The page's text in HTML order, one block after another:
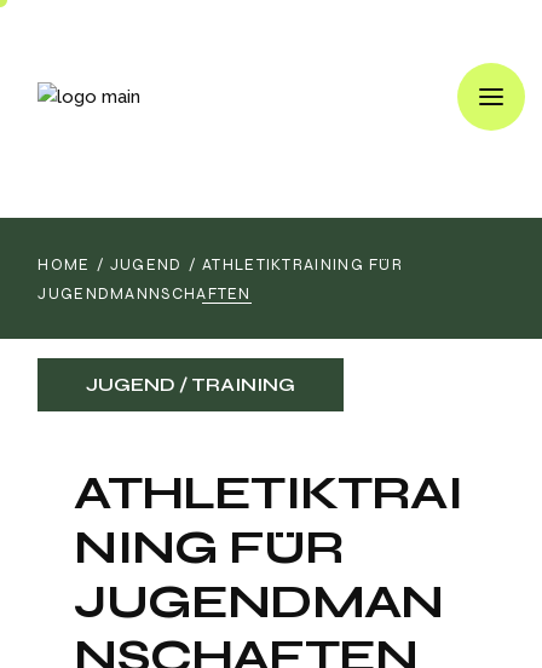
HOME JUGEND
ATHLETIKTRAINING FÜR
JUGENDMANNSCHAFTEN
JUGEND TRAINING
ATHLETIKTRAI
NING FÜR
JUGENDMAN
NSCHAFTEN